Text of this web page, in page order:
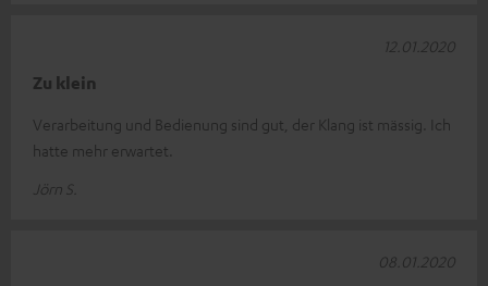
Zu klein
Verarbeitung und Bedienung sind gut, der Klang ist mässig. Ich
hatte mehr erwartet.
Jörn S.
12.01.2020
08.01.2020